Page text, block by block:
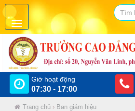
Giờ hoạt động
07:30 - 17:00
Trang chủ › Ban giám hiệu